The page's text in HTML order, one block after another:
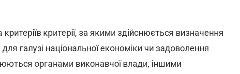
критерії, за якими здійснюється визначення
галузі національної економіки чи задоволення
органами виконавчої влади, іншими